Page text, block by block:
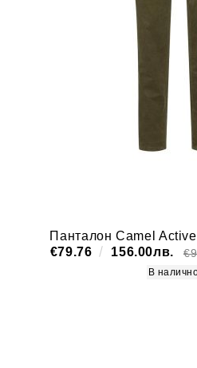
Панталон Camel
€79.76
156.00лв.
В